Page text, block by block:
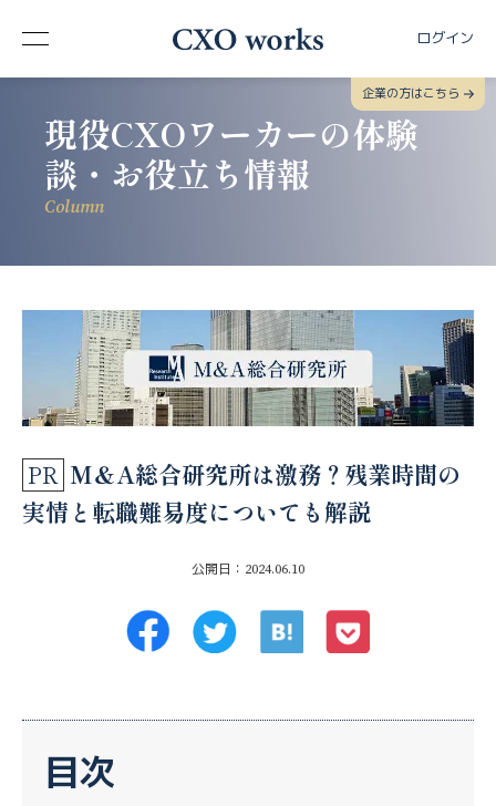
ログイン
企業の方はこちら
現役CXOワーカーの体験
談・お役立ち情報
Column
M＆A総合研究所は激務？残業時間の
実情と転職難易度についても解説
公開日：2024.06.10
目次